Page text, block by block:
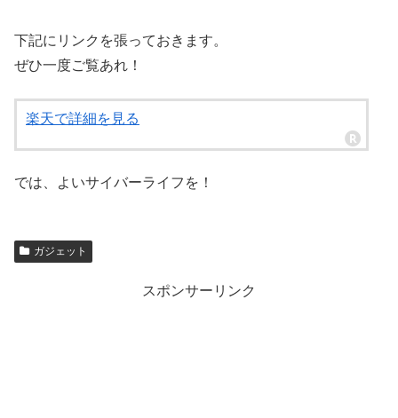
下記にリンクを張っておきます。
ぜひ一度ご覧あれ！
楽天で詳細を見る
では、よいサイバーライフを！
ガジェット
スポンサーリンク